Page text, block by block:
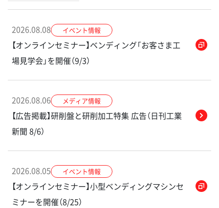
2026.08.08 イベント情報
【オンラインセミナー】ベンディング「お客さま工
場見学会」を開催（9/3）
2026.08.06 メディア情報
【広告掲載】研削盤と研削加工特集 広告（日刊工業
新聞 8/6）
2026.08.05 イベント情報
【オンラインセミナー】小型ベンディングマシンセ
ミナーを開催（8/25）